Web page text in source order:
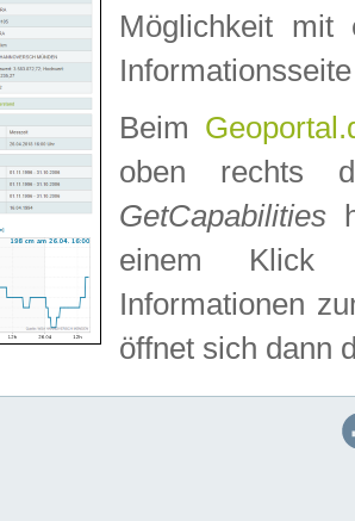
Möglichkeit mit
Beim
oben rechts
GetCapabilities
einem Klick
Informationen
öffnet sich dann